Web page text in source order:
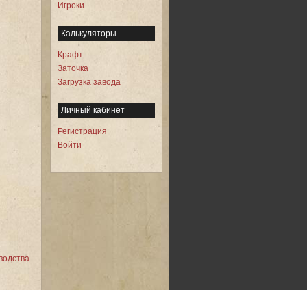
Игроки
Калькуляторы
Крафт
Заточка
Загрузка завода
Личный кабинет
Регистрация
Войти